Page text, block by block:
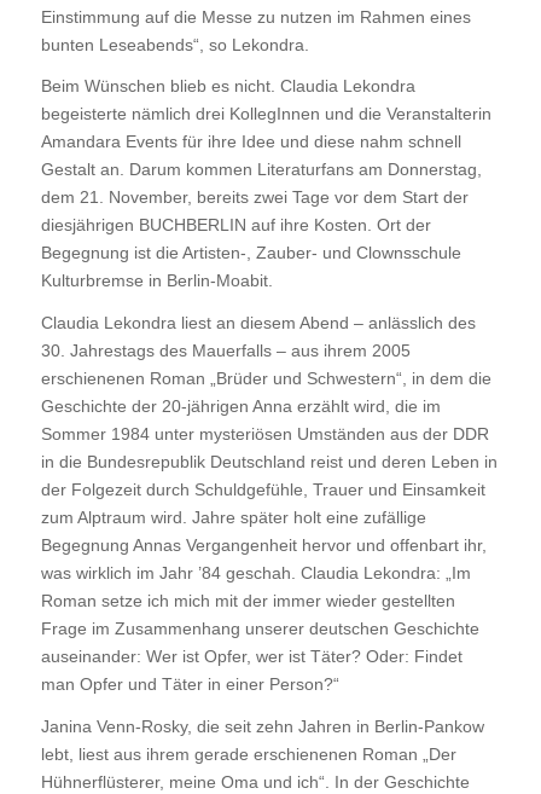
Einstimmung auf die Messe zu nutzen im Rahmen eines
bunten Leseabends“, so Lekondra.
Beim Wünschen blieb es nicht. Claudia Lekondra
begeisterte nämlich drei KollegInnen und die Veranstalterin
Amandara Events für ihre Idee und diese nahm schnell
Gestalt an. Darum kommen Literaturfans am Donnerstag,
dem 21. November, bereits zwei Tage vor dem Start der
diesjährigen BUCHBERLIN auf ihre Kosten. Ort der
Begegnung ist die Artisten-, Zauber- und Clownsschule
Kulturbremse in Berlin-Moabit.
Claudia Lekondra liest an diesem Abend – anlässlich des
30. Jahrestags des Mauerfalls – aus ihrem 2005
erschienenen Roman „Brüder und Schwestern“, in dem die
Geschichte der 20-jährigen Anna erzählt wird, die im
Sommer 1984 unter mysteriösen Umständen aus der DDR
in die Bundesrepublik Deutschland reist und deren Leben in
der Folgezeit durch Schuldgefühle, Trauer und Einsamkeit
zum Alptraum wird. Jahre später holt eine zufällige
Begegnung Annas Vergangenheit hervor und offenbart ihr,
was wirklich im Jahr ’84 geschah. Claudia Lekondra: „Im
Roman setze ich mich mit der immer wieder gestellten
Frage im Zusammenhang unserer deutschen Geschichte
auseinander: Wer ist Opfer, wer ist Täter? Oder: Findet
man Opfer und Täter in einer Person?“
Janina Venn-Rosky, die seit zehn Jahren in Berlin-Pankow
lebt, liest aus ihrem gerade erschienenen Roman „Der
Hühnerflüsterer, meine Oma und ich“. In der Geschichte